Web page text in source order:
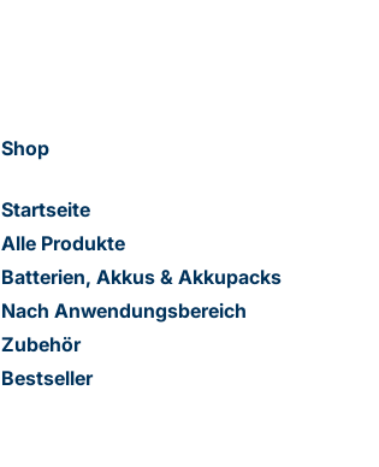
Shop
Startseite
Alle Produkte
Batterien, Akkus & Akkupacks
Nach Anwendungsbereich
Zubehör
Bestseller